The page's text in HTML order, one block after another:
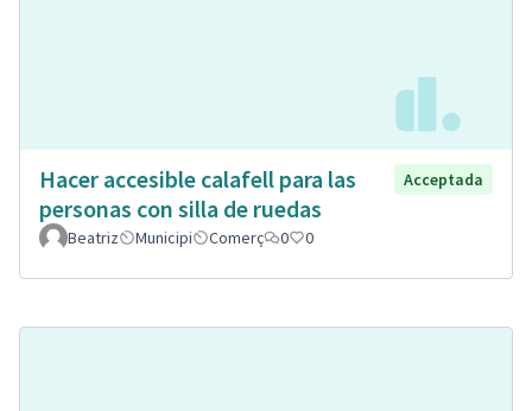
Hacer accesible calafell para las
personas con silla de ruedas
Acceptada
Beatriz Municipi Comerç 0 0